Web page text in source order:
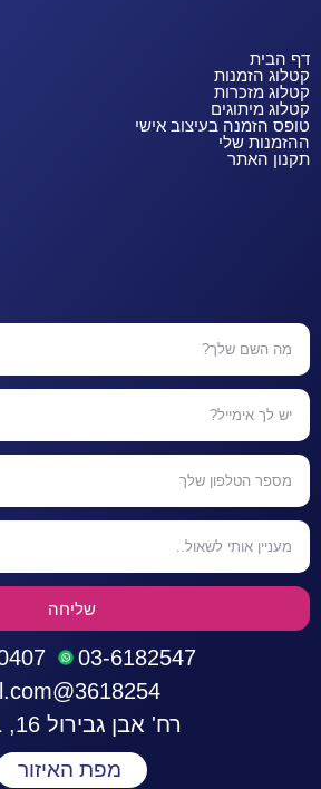
דף הבית
קטלוג הזמנות
קטלוג מזכרות
קטלוג מיתוגים
טופס הזמנה בעיצוב אישי
ההזמנות שלי
תקנון האתר
שליחה
03-6182547
3618254@gmail.com
רח' אבן גבירול 16, בני ברק
מפת האיזור